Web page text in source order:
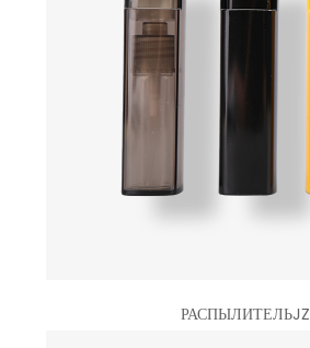
РАСПЫЛИТЕЛЬJZ